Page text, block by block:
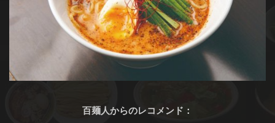
百麺人からのレコメンド：